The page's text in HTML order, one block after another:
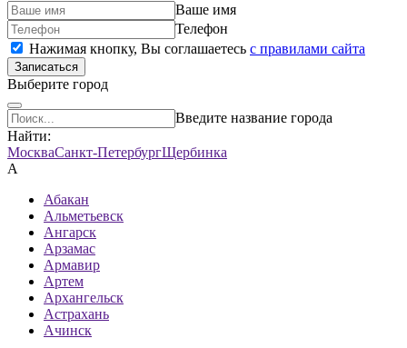
Ваше имя
Телефон
Нажимая кнопку, Вы соглашаетесь c правилами сайта
Записаться
Выберите город
Введите название города
Найти:
МоскваСанкт-ПетербургЩербинка
А
Абакан
Альметьевск
Ангарск
Арзамас
Армавир
Артем
Архангельск
Астрахань
Ачинск